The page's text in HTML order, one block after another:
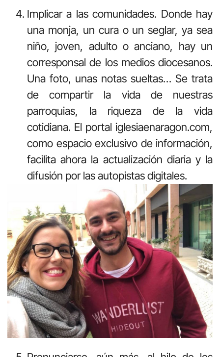
Implicar a las comunidades. Donde hay
una monja, un cura o un seglar, ya sea
niño, joven, adulto o anciano, hay un
corresponsal de los medios diocesanos.
Una foto, unas notas sueltas… Se trata
de compartir la vida de nuestras
parroquias, la riqueza de la vida
cotidiana. El portal iglesiaenaragon.com,
como espacio exclusivo de información,
facilita ahora la actualización diaria y la
difusión por las autopistas digitales.